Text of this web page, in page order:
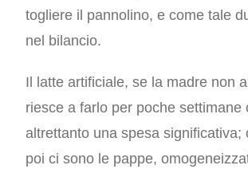
togliere il pannolino, e come tale
nel bilancio.
Il latte artificiale, se la madre non
riesce a farlo per poche settimane
altrettanto una spesa significativa;
poi ci sono le pappe,